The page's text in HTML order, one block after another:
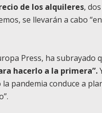
de los alquileres,
se llevarán a cabo
Press, ha subrayado
hacerlo a la primera”.
pandemia conduce a